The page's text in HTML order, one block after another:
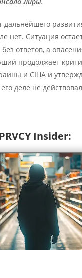
нет. Ситуация
ответов, а
продолжает
и США и
деле не
Insider: